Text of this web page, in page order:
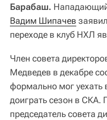
Барабаш. Нападающий
Вадим Шипачев
переходе в клуб НХЛ
Член совета
Медведев в декабре
формально мог уехать
доиграть сезон в СКА.
председатель совета